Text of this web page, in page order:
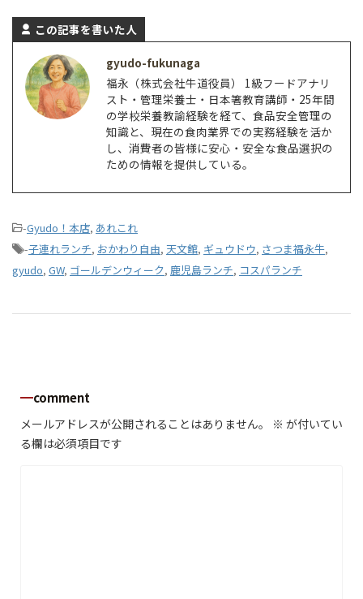
この記事を書いた人
gyudo-fukunaga
福永（株式会社牛道役員） 1級フードアナリ
スト・管理栄養士・日本箸教育講師・25年間
の学校栄養教諭経験を経て、食品安全管理の
知識と、現在の食肉業界での実務経験を活か
し、消費者の皆様に安心・安全な食品選択の
ための情報を提供している。
-Gyudo！本店, あれこれ
-子連れランチ, おかわり自由, 天文館, ギュウドウ, さつま福永牛,
gyudo, GW, ゴールデンウィーク, 鹿児島ランチ, コスパランチ
comment
メールアドレスが公開されることはありません。 ※ が付いてい
る欄は必須項目です